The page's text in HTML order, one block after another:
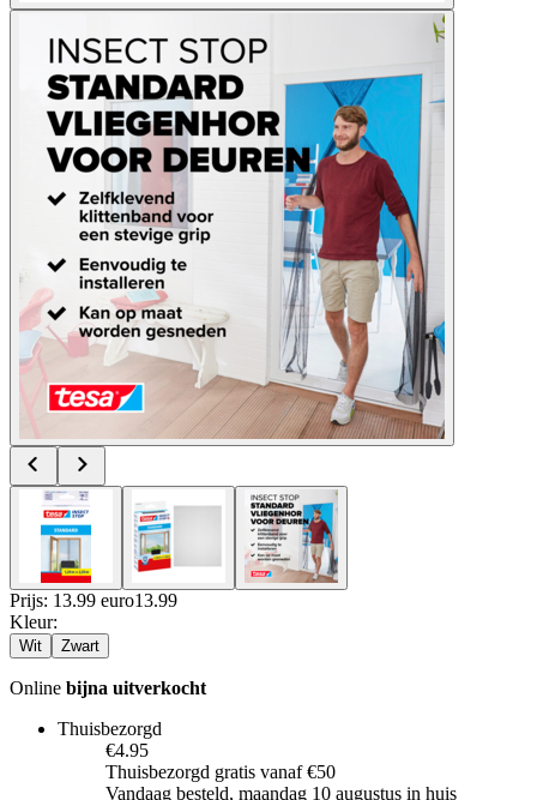
Prijs: 13.99 euro13.99
Kleur:
Wit Zwart
Online bijna uitverkocht
Thuisbezorgd
€4.95
Thuisbezorgd gratis vanaf €50
Vandaag besteld, maandag 10 augustus in huis